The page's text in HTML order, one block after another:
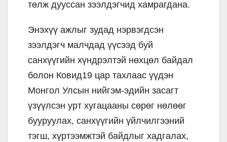
төлж дууссан зээлдэгчид хамрагдана.
Энэхүү ажлыг зудад нэрвэгдсэн
зээлдэгч малчдад үүсээд буй
санхүүгийн хүндрэлтэй нөхцөл байдал
болон Ковид19 цар тахлаас үүдэн
Монгол Улсын нийгэм-эдийн засагт
үзүүлсэн урт хугацааны сөрөг нөлөөг
бууруулах, санхүүгийн үйлчилгээний
тэгш, хүртээмжтэй байдлыг хадгалах,